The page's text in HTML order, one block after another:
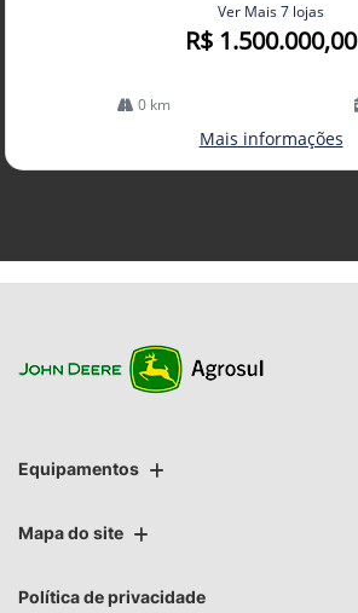
Ver Mais 7 lojas
R$ 1.500.000,00
0 km
Mais informações
Equipamentos
Mapa do site
Política de privacidade